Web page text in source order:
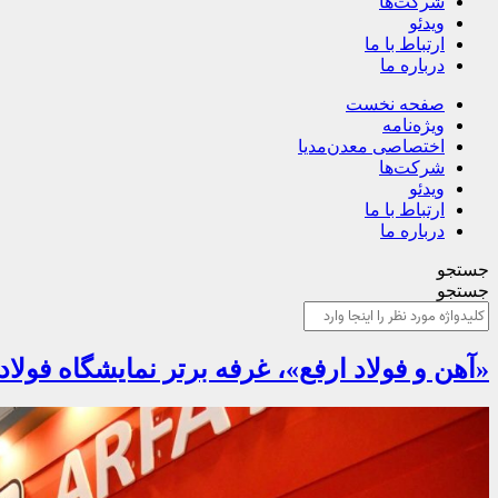
ویدئو
ارتباط با ما
درباره ما
صفحه نخست
ویژه‌نامه
اختصاصی معدن‌مدیا
شرکت‌ها
ویدئو
ارتباط با ما
درباره ما
جستجو
جستجو
«آهن و فولاد ارفع»، غرفه برتر نمایشگاه